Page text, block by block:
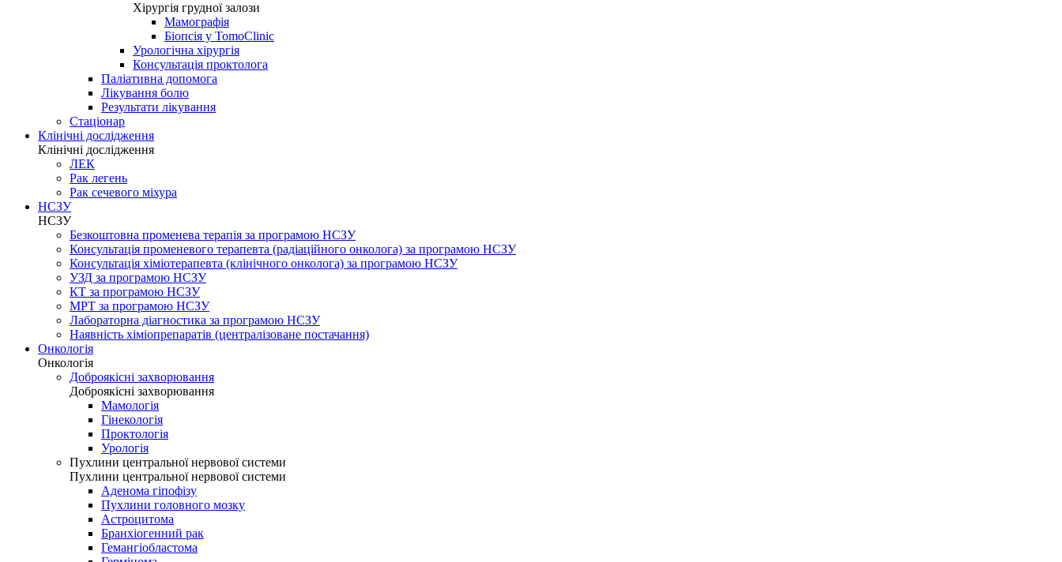
Хірургія грудної залози
Мамографія
Біопсія у TomoClinic
Урологічна хірургія
Консультація проктолога
Паліативна допомога
Лікування болю
Результати лікування
Стаціонар
Клінічні дослідження
Клінічні дослідження
ЛЕК
Рак легень
Рак сечевого міхура
НСЗУ
НСЗУ
Безкоштовна променева терапія за програмою НСЗУ
Консультація променевого терапевта (радіаційного онколога) за програмою НСЗУ
Консультація хіміотерапевта (клінічного онколога) за програмою НСЗУ
УЗД за програмою НСЗУ
КТ за програмою НСЗУ
МРТ за програмою НСЗУ
Лабораторна діагностика за програмою НСЗУ
Наявність хіміопрепаратів (централізоване постачання)
Онкологія
Онкологія
Доброякісні захворювання
Доброякісні захворювання
Мамологія
Гінекологія
Проктологія
Урологія
Пухлини центральної нервової системи
Пухлини центральної нервової системи
Аденома гіпофізу
Пухлини головного мозку
Астроцитома
Бранхіогенний рак
Гемангіобластома